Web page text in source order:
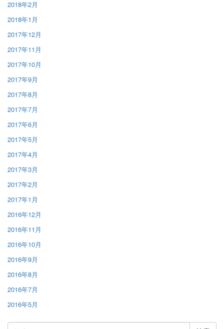
2018年2月
2018年1月
2017年12月
2017年11月
2017年10月
2017年9月
2017年8月
2017年7月
2017年6月
2017年5月
2017年4月
2017年3月
2017年2月
2017年1月
2016年12月
2016年11月
2016年10月
2016年9月
2016年8月
2016年7月
2016年5月